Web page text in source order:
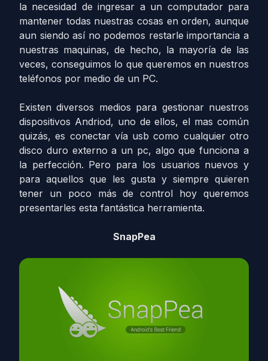
la necesidad de ingresar a un computador para
mantener todas nuestras cosas en orden, aunque
aun siendo así no podemos restarle importancia a
nuestras maquinas, de hecho, la mayoría de las
veces, conseguimos lo que queremos en nuestros
teléfonos por medio de un PC.
Existen diversos medios para gestionar nuestros
dispositivos Andriod, uno de ellos, el mas común
quizás, es conectar vía usb como cualquier otro
disco duro externo a un pc, algo que funciona a
la perfección. Pero para los usuarios nuevos y
para aquellos que les gusta y siempre quieren
tener un poco más de control hoy queremos
presentarles esta fantástica herramienta.
SnapPea